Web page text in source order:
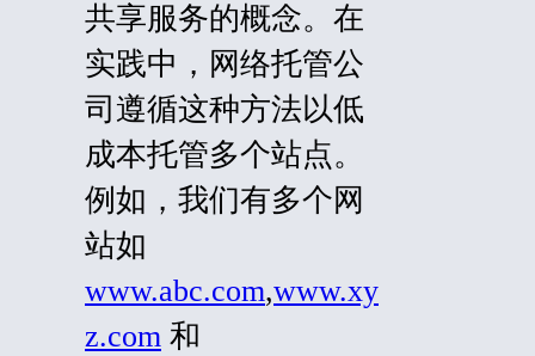
共享服务的概念。在
实践中，网络托管公
司遵循这种方法以低
成本托管多个站点。
例如，我们有多个网
站如
www.abc.com,www.xy
z.com 和